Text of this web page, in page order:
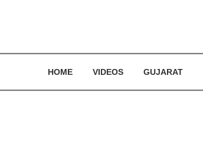
HOME VIDEOS GUJARAT